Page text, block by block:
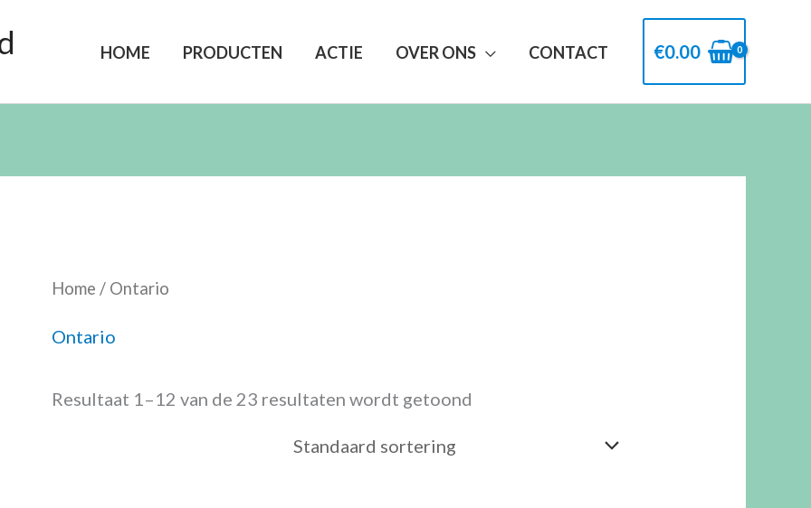
HOME PRODUCTEN ACTIE OVER ONS CONTACT €0.00
Home / Ontario
Ontario
Resultaat 1–12 van de 23 resultaten wordt getoond